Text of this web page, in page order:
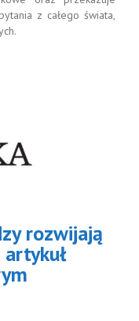
z całego świata,
rozwijają